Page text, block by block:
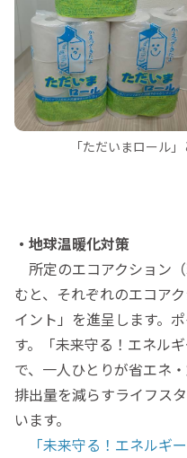
「ただいまロール
・地球温暖化対策
所定のエコアクション
むと、それぞれのエコア
イント」を進呈します。
す。「未来守る！エネル
で、一人ひとりが省エネ
排出量を減らすライフス
います。
「未来守る！エネルギー